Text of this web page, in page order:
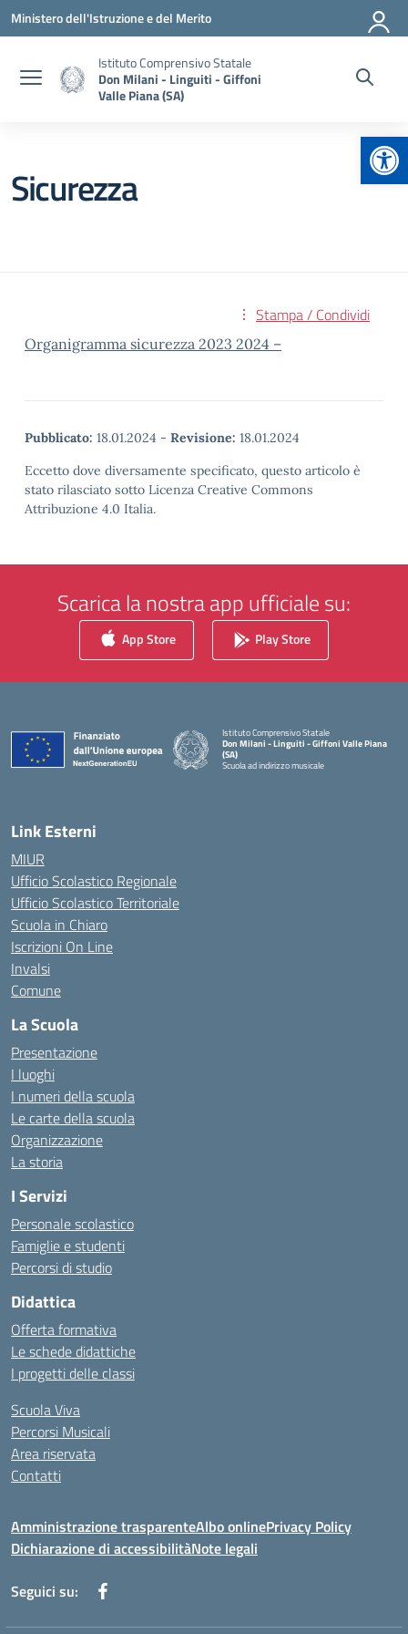
Vai ai contenuti
Vai al menu di navigazione
Vai al footer
Ministero dell'Istruzione e del Merito
Istituto Comprensivo Statale
Don Milani - Linguiti - Giffoni
Valle Piana (SA)
Sicurezza
Stampa / Condividi
Organigramma sicurezza 2023 2024 –
Pubblicato: 18.01.2024 - Revisione: 18.01.2024
Eccetto dove diversamente specificato, questo articolo è
stato rilasciato sotto Licenza Creative Commons
Attribuzione 4.0 Italia.
Scarica la nostra app ufficiale su:
App Store Play Store
Istituto Comprensivo Statale
Don Milani - Linguiti - Giffoni Valle Piana
(SA)
Scuola ad indirizzo musicale
Link Esterni
MIUR
Ufficio Scolastico Regionale
Ufficio Scolastico Territoriale
Scuola in Chiaro
Iscrizioni On Line
Invalsi
Comune
La Scuola
Presentazione
I luoghi
I numeri della scuola
Le carte della scuola
Organizzazione
La storia
I Servizi
Personale scolastico
Famiglie e studenti
Percorsi di studio
Didattica
Offerta formativa
Le schede didattiche
I progetti delle classi
Scuola Viva
Percorsi Musicali
Area riservata
Contatti
Amministrazione trasparenteAlbo onlinePrivacy Policy
Dichiarazione di accessibilitàNote legali
Seguici su: